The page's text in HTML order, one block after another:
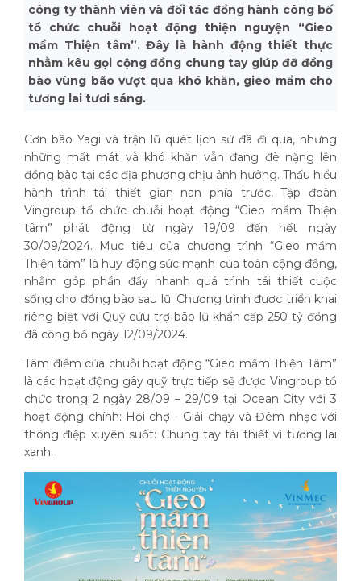
công ty thành viên và đối tác đồng hành công bố
tổ chức chuỗi hoạt động thiện nguyện “Gieo
mầm Thiện tâm”. Đây là hành động thiết thực
nhằm kêu gọi cộng đồng chung tay giúp đỡ đồng
bào vùng bão vượt qua khó khăn, gieo mầm cho
tương lai tươi sáng.
Cơn bão Yagi và trận lũ quét lịch sử đã đi qua, nhưng
những mất mát và khó khăn vẫn đang đè nặng lên
đồng bào tại các địa phương chịu ảnh hưởng. Thấu hiểu
hành trình tái thiết gian nan phía trước, Tập đoàn
Vingroup tổ chức chuỗi hoạt động “Gieo mầm Thiện
tâm” phát động từ ngày 19/09 đến hết ngày
30/09/2024. Mục tiêu của chương trình “Gieo mầm
Thiện tâm” là huy động sức mạnh của toàn cộng đồng,
nhằm góp phần đẩy nhanh quá trình tái thiết cuộc
sống cho đồng bào sau lũ. Chương trình được triển khai
riêng biệt với Quỹ cứu trợ bão lũ khẩn cấp 250 tỷ đồng
đã công bố ngày 12/09/2024.
Tâm điểm của chuỗi hoạt động “Gieo mầm Thiện Tâm”
là các hoạt động gây quỹ trực tiếp sẽ được Vingroup tổ
chức trong 2 ngày 28/09 – 29/09 tại Ocean City với 3
hoạt động chính: Hội chợ - Giải chạy và Đêm nhạc với
thông điệp xuyên suốt: Chung tay tái thiết vì tương lai
xanh.